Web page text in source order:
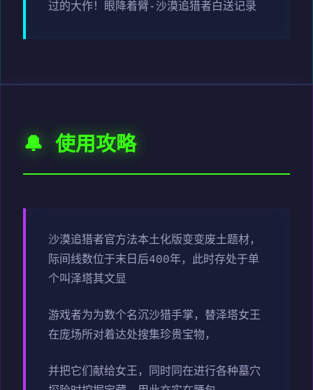
过的大作！眼降着臂-沙漠追猎者白送记录
🔔 使用攻略
沙漠追猎者官方法本土化版变变废土题材，
际间线数位于末日后400年，此时存处于单
个叫泽塔其文显
游戏者为为数个名沉沙猎手掌，替泽塔女王
在庞场所对着达处搜集珍贵宝物，
并把它们献给女王，同时同在进行各种墓穴